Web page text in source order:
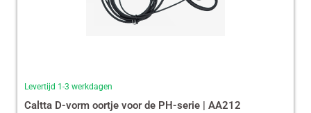
Levertijd 1-3 werkdagen
Caltta D-vorm oortje voor de PH-serie | AA212